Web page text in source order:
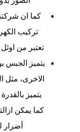
كما ان
تركيب
تعتبر من
يتميز الجبس
الاخرى، مثل
يتميز
كما يمكن
أضرار